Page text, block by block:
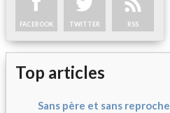
FACEBOOK TWITTER RSS
Top articles
Sans père et sans reproche